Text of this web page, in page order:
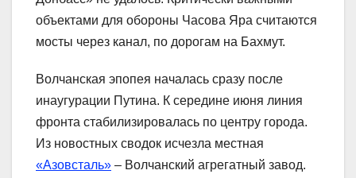
объектами для обороны Часова Яра считаются
мосты через канал, по дорогам на Бахмут.
Волчанская эпопея началась сразу после
инаугурации Путина. К середине июня линия
фронта стабилизировалась по центру города.
Из новостных сводок исчезла местная
«Азовсталь» – Волчанский агрегатный завод.